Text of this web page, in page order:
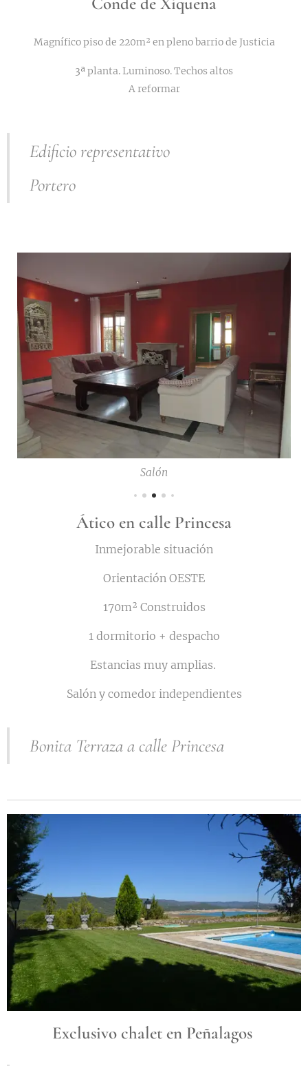
Magnífico piso de 220m² en pleno barrio de Justicia
3ª planta. Luminoso. Techos altos
A reformar
Edificio representativo
Portero
Salón
Ático en calle Princesa
Inmejorable situación
Orientación OESTE
170m² Construidos
1 dormitorio + despacho
Estancias muy amplias.
Salón y comedor independientes
Bonita Terraza a calle Princesa
Exclusivo chalet en Peñalagos